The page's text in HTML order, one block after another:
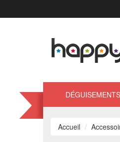
DÉGUISEMENTS
Accueil